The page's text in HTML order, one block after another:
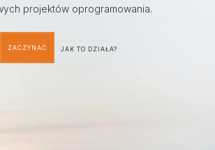
projektów oprogramowania.
ZACZYNAĆ JAK TO DZIAŁA?